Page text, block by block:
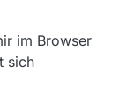
Datei
auf der
- aus Österreich
im Browser
sich